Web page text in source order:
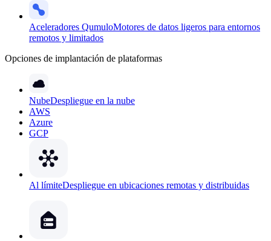
Aceleradores QumuloMotores de datos ligeros para entornos
remotos y limitados
Opciones de implantación de plataformas
NubeDespliegue en la nube
AWS
Azure
GCP
Al límiteDespliegue en ubicaciones remotas y distribuidas